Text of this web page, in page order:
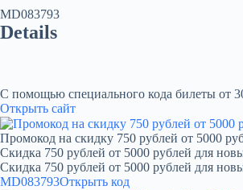
MD083793
Details
С помощью специального кода билеты от
Открыть сайт
Промокод на скидку 750 рублей от 5000
Скидка 750 рублей от 5000 рублей для
Скидка 750 рублей от 5000 рублей для
MD083793Открыть код